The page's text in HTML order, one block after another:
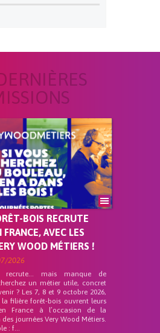
BOIS RECRUTE
AVEC LES
WOOD MÉTIERS !
2026
mais manque de
un métier utile, concret
? Les 7, 8 et 9 octobre 2026,
la filière forêt-bois ouvrent leurs
France à l’occasion de la
journées Very Wood Métiers.
: f...